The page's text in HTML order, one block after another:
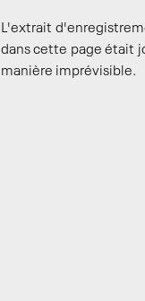
L'extrait
dans cette page était
manière imprévisible.